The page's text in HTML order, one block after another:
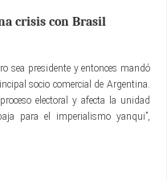
crisis con Brasil
sea presidente y entonces mandó
socio comercial de Argentina.
electoral y afecta la unidad
para el imperialismo yanqui”,